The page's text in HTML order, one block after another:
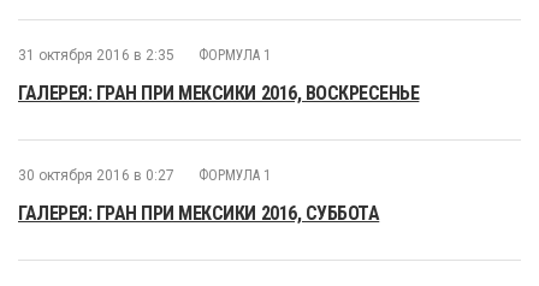
31 октября 2016 в 2:35 ФОРМУЛА 1
ГАЛЕРЕЯ: ГРАН ПРИ МЕКСИКИ 2016, ВОСКРЕСЕНЬЕ
30 октября 2016 в 0:27 ФОРМУЛА 1
ГАЛЕРЕЯ: ГРАН ПРИ МЕКСИКИ 2016, СУББОТА